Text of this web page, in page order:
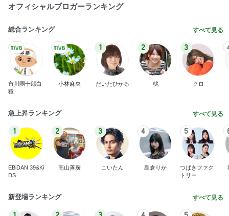
オフィシャルブロガーランキング
総合ランキング すべて見る
市川團十郎白
猿
小林麻央
1
だいたひかる
2
桃
3
クロ
急上昇ランキング すべて見る
1
EBiDAN 39&Ki
DS
2
高山善廣
3
こいたん
4
島倉りか
5
つばきファク
トリー
新登場ランキング すべて見る